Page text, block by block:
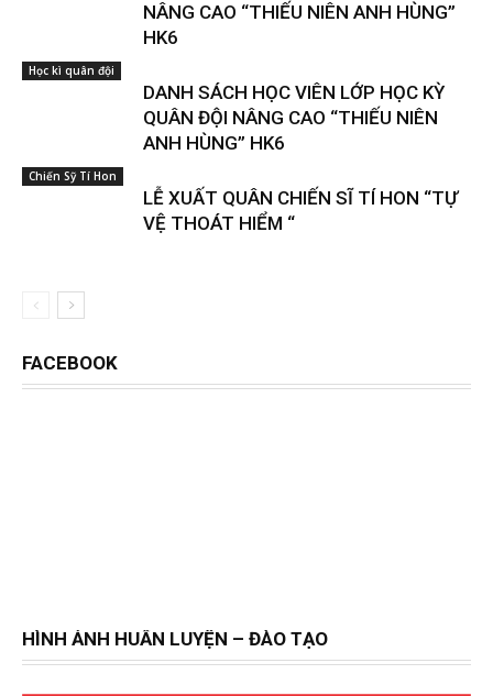
NÂNG CAO “THIẾU NIÊN ANH HÙNG”
HK6
Học kì quân đội
DANH SÁCH HỌC VIÊN LỚP HỌC KỲ
QUÂN ĐỘI NÂNG CAO “THIẾU NIÊN
ANH HÙNG” HK6
Chiến Sỹ Tí Hon
LỄ XUẤT QUÂN CHIẾN SĨ TÍ HON “TỰ
VỆ THOÁT HIỂM “
FACEBOOK
HÌNH ẢNH HUẤN LUYỆN – ĐÀO TẠO